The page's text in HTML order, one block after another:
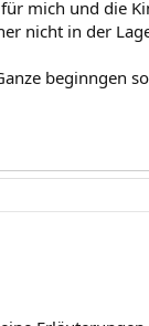
mich und die
nicht in der
beginngen